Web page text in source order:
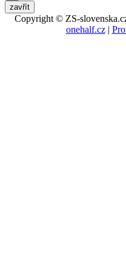
zavřít
Copyright © ZS-
onehalf.cz|